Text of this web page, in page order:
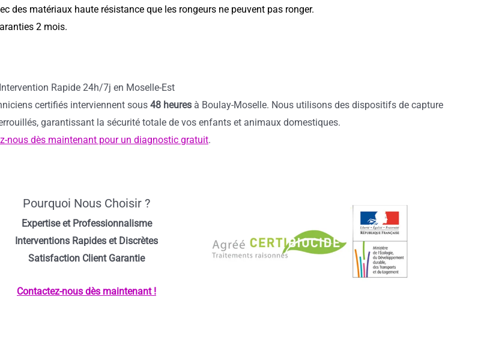
des matériaux haute résistance que les rongeurs ne peuvent pas ronger.
2 mois.
Intervention Rapide 24h/7j en Moselle-Est
certifiés interviennent sous 48 heuresà Boulay-Moselle. Nous utilisons des dispositifs de capture
garantissant la sécurité totale de vos enfants et animaux domestiques.
nous dès maintenant pour un diagnostic gratuit.
Pourquoi Nous Choisir ?
Expertise et Professionnalisme
Interventions Rapides et Discrètes
Satisfaction Client Garantie
Contactez-nous dès maintenant !